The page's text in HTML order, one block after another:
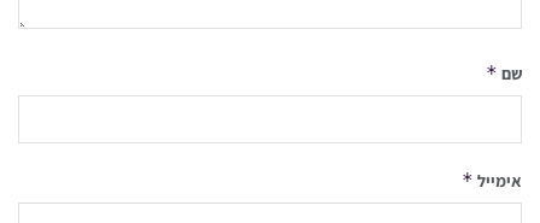
שם *
אימייל *